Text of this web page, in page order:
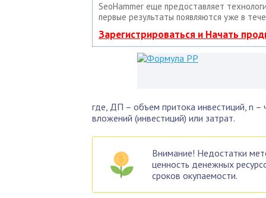
SeoHammer еще предоставляет
первые результаты появляются уже в
Зарегистрироваться и Начать
где, ДП – объем притока инвестиций, n
вложений (инвестиций) или затрат.
Внимание! Недостатки
ценность денежных
сроков окупаемости.